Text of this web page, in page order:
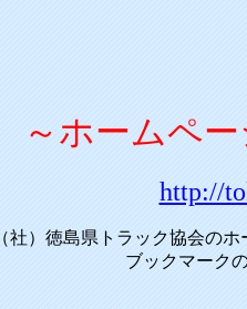
～ホームペ
http://
（社）徳島県トラック協会の
ブックマーク